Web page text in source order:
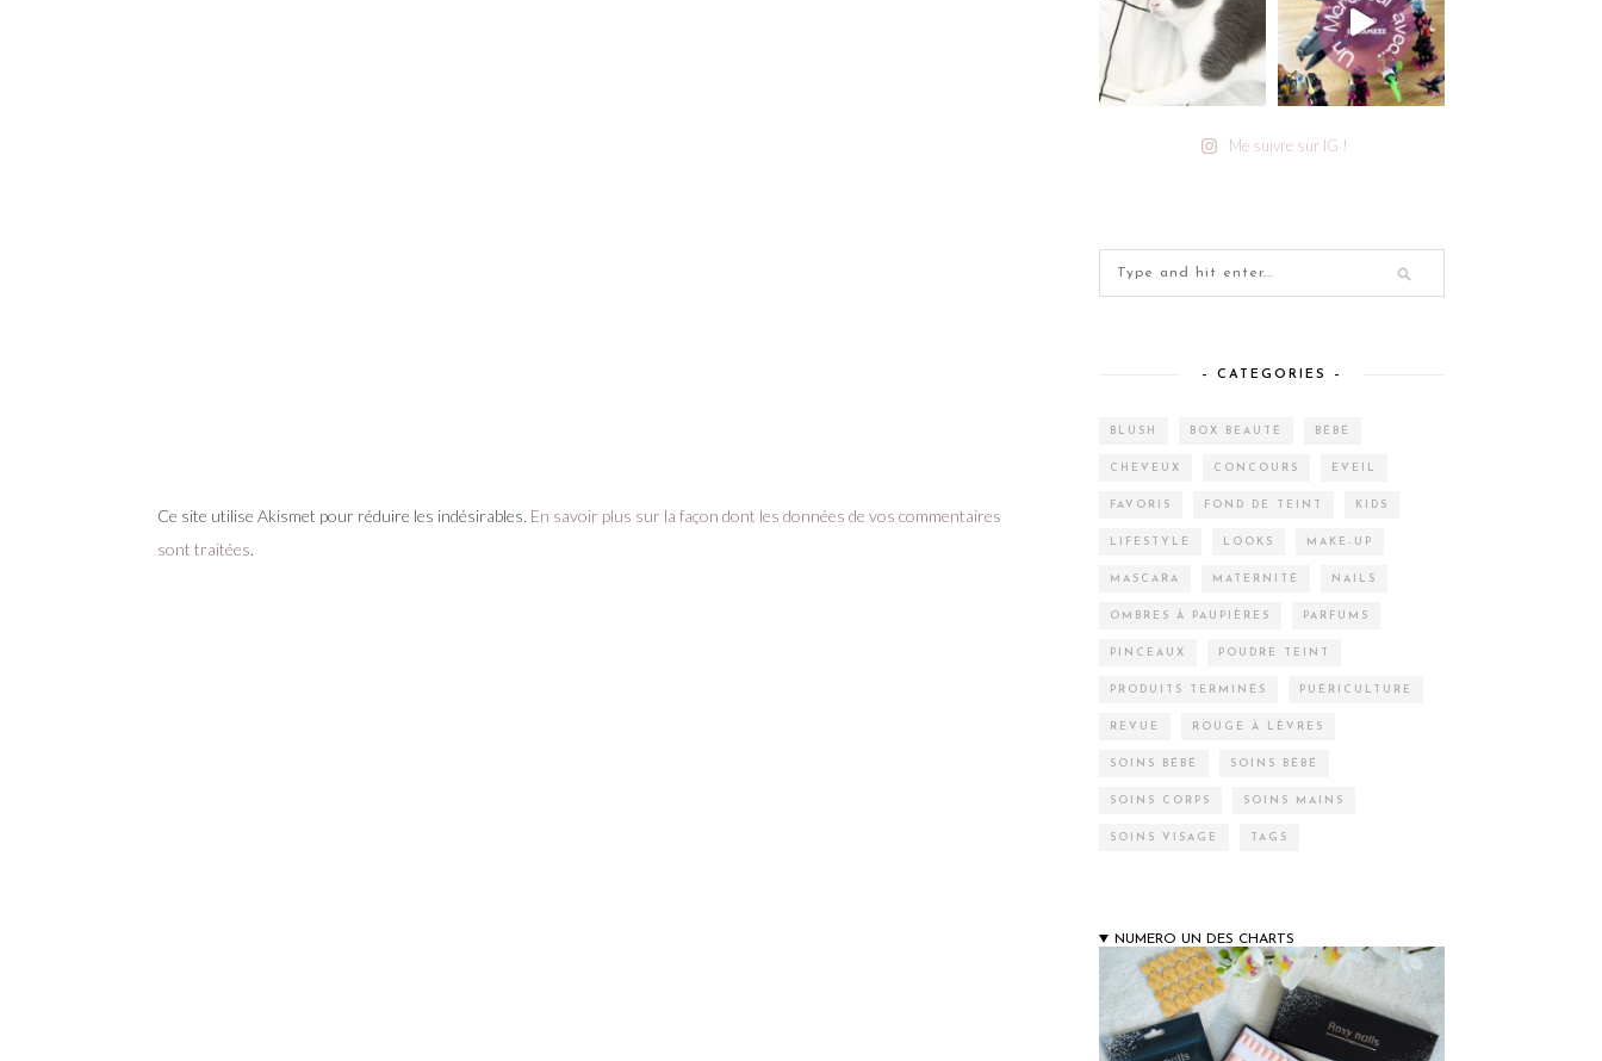
Ce site utilise Akismet pour réduire les indésirables. En savoir plus sur la façon dont les données de vos commentaires
sont traitées.
Me suivre sur IG !
– CATEGORIES –
BLUSH BOX BEAUTÉ BÉBÉ
CHEVEUX CONCOURS EVEIL
FAVORIS FOND DE TEINT KIDS
LIFESTYLE LOOKS MAKE-UP
MASCARA MATERNITÉ NAILS
OMBRES À PAUPIÈRES PARFUMS
PINCEAUX POUDRE TEINT
PRODUITS TERMINÉS PUÉRICULTURE
REVUE ROUGE À LÈVRES
SOINS BÉBÉ SOINS BÉBÉ
SOINS CORPS SOINS MAINS
SOINS VISAGE TAGS
NUMERO UN DES CHARTS